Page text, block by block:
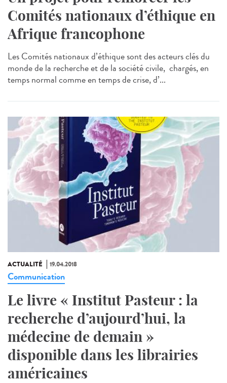
Comités nationaux d’éthique en
Afrique francophone
Les Comités nationaux d’éthique sont des acteurs clés du
monde de la recherche et de la société civile, chargés, en
temps normal comme en temps de crise, d’...
ACTUALITÉ 19.04.2018
Communication
Le livre « Institut Pasteur : la
recherche d’aujourd’hui, la
médecine de demain »
disponible dans les librairies
américaines